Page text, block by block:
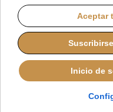
REDACCIÓN
AMÉRICA DEL
MIÉRCOLES, 24